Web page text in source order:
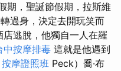
期，聖誕節假期，拉斯維
過身，決定去開玩笑而
店逃脫，他獨自一人在羅
中按摩排毒 這就是他遇到
按摩證照班 Peck）喬·布